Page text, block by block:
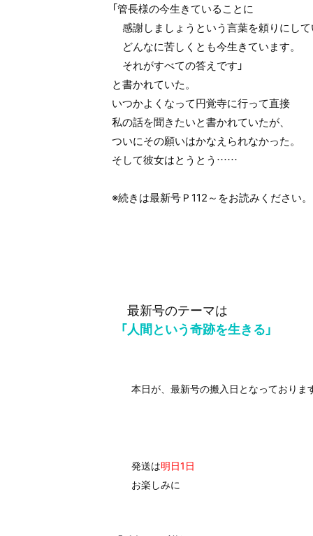
「管長様の今生きていることに
感謝しましょうという言葉を頼りにし
どんなに苦しくとも今生きています。
それがすべての答えです」
と書かれていた。
いつかよくなって円覚寺に行って直接
私の話を聞きたいと書かれていたが、
ついにその願いはかなえられなかった。
そして彼女はとうとう……
※続きは最新号Ｐ112～をお読みください。
最新号のテーマは
「人間という奇跡を生きる」
本日が、最新号の搬入日となっておりま
発送は明日1日
お楽しみに